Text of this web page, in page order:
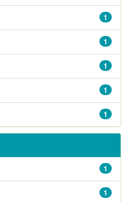
1
1
1
1
1
1
1